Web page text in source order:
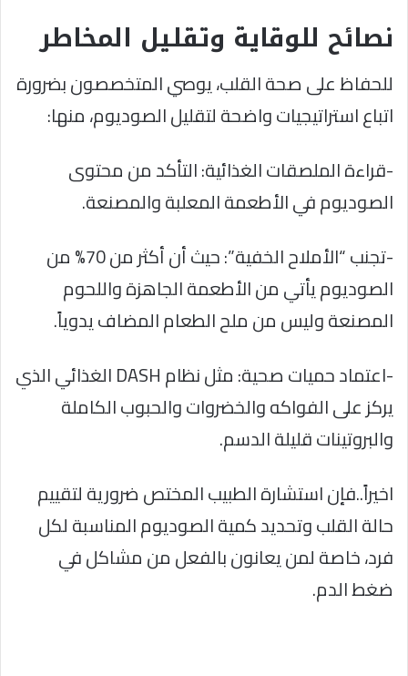
نصائح للوقاية وتقليل المخاطر
للحفاظ على صحة القلب، يوصي المتخصصون بضرورة
اتباع استراتيجيات واضحة لتقليل الصوديوم، منها:
-قراءة الملصقات الغذائية: التأكد من محتوى
الصوديوم في الأطعمة المعلبة والمصنعة.
-تجنب “الأملاح الخفية”: حيث أن أكثر من 70% من
الصوديوم يأتي من الأطعمة الجاهزة واللحوم
المصنعة وليس من ملح الطعام المضاف يدوياً.
-اعتماد حميات صحية: مثل نظامDASHالغذائي الذي
يركز على الفواكه والخضروات والحبوب الكاملة
والبروتينات قليلة الدسم.
اخيراً..فإن استشارة الطبيب المختص ضرورية لتقييم
حالة القلب وتحديد كمية الصوديوم المناسبة لكل
فرد، خاصة لمن يعانون بالفعل من مشاكل في
ضغط الدم.